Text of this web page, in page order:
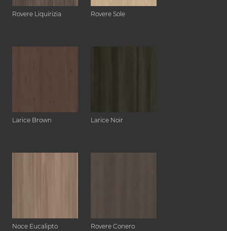
Rovere Liquirizia Rovere Sole
Larice Brown Larice Noir
Noce Eucalipto Rovere Conero